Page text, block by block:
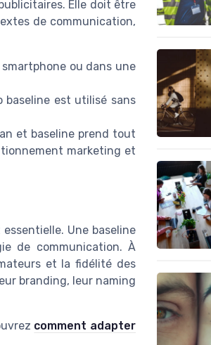
Elle doit être
de communication,
ou dans une
est utilisé sans
et baseline prend tout
marketing et
Une baseline
de communication. À
et la fidélité des
branding, leur naming
comment adapter